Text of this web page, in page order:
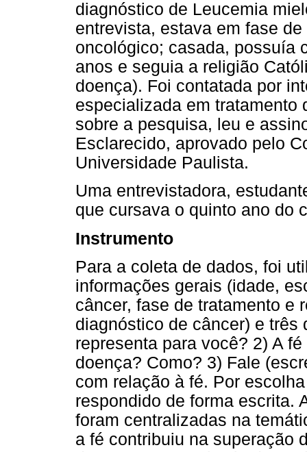
diagnóstico de Leucemia
entrevista, estava em fase
oncológico; casada, possuía
anos e seguia a religião
doença). Foi contatada por
especializada em tratamento
sobre a pesquisa, leu e
Esclarecido, aprovado pelo
Universidade Paulista.
Uma entrevistadora,
que cursava o quinto ano do
Instrumento
Para a coleta de dados, foi
informações gerais (idade,
câncer, fase de tratamento e
diagnóstico de câncer) e três
representa para você? 2) A
doença? Como? 3) Fale
com relação à fé. Por
respondido de forma escrita.
foram centralizadas na
a fé contribuiu na superação